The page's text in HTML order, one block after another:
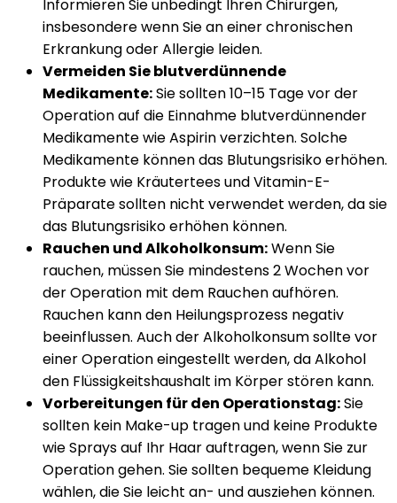
Informieren Sie unbedingt Ihren Chirurgen,
insbesondere wenn Sie an einer chronischen
Erkrankung oder Allergie leiden.
Vermeiden Sie blutverdünnende
Medikamente:Sie sollten 10–15 Tage vor der
Operation auf die Einnahme blutverdünnender
Medikamente wie Aspirin verzichten. Solche
Medikamente können das Blutungsrisiko erhöhen.
Produkte wie Kräutertees und Vitamin-E-
Präparate sollten nicht verwendet werden, da sie
das Blutungsrisiko erhöhen können.
Rauchen und Alkoholkonsum:Wenn Sie
rauchen, müssen Sie mindestens 2 Wochen vor
der Operation mit dem Rauchen aufhören.
Rauchen kann den Heilungsprozess negativ
beeinflussen. Auch der Alkoholkonsum sollte vor
einer Operation eingestellt werden, da Alkohol
den Flüssigkeitshaushalt im Körper stören kann.
Vorbereitungen für den Operationstag:Sie
sollten kein Make-up tragen und keine Produkte
wie Sprays auf Ihr Haar auftragen, wenn Sie zur
Operation gehen. Sie sollten bequeme Kleidung
wählen, die Sie leicht an- und ausziehen können.